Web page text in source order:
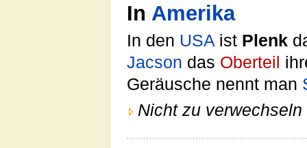
In Amerika
In den USA ist Plenk
Jacson das Oberteil
Geräusche nennt man
Nicht zu verwechseln